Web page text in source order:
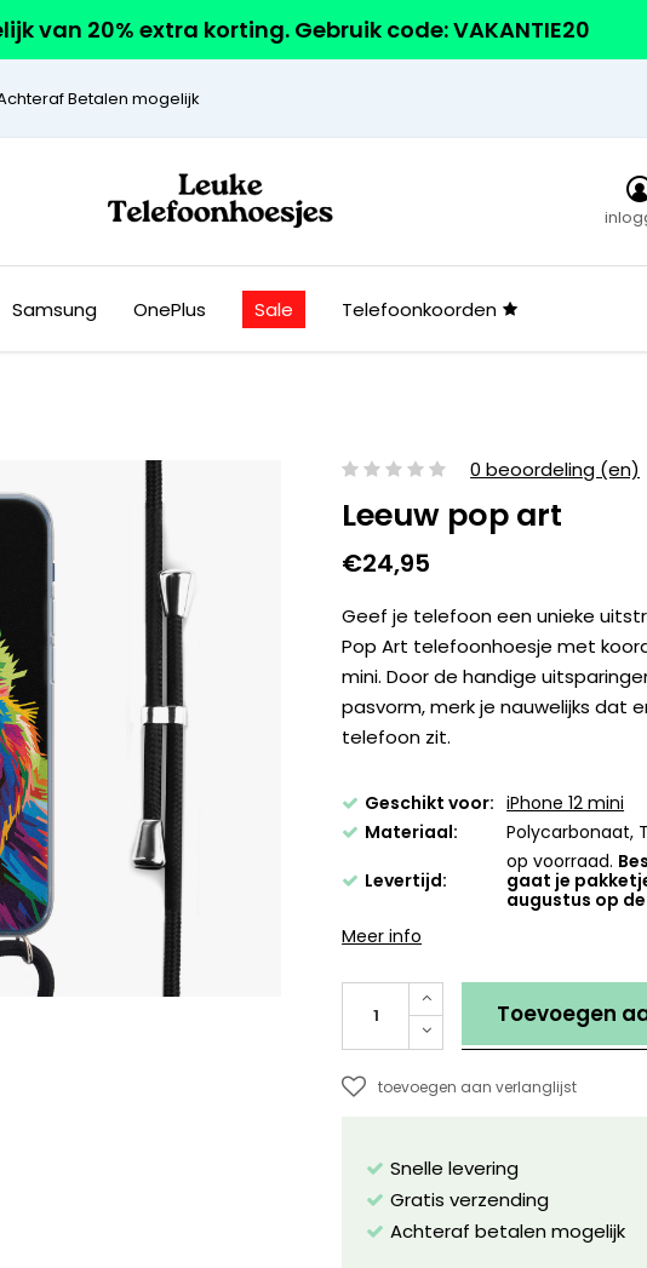
van 20% extra korting. Gebruik code: VAKANTIE20
Betalen mogelijk
Samsung OnePlus Sale Telefoonkoorden
0 beoordeling (en)
Leeuw pop art
€24,95
Geef je telefoon een unieke
Pop Art telefoonhoesje met
mini. Door de handige
pasvorm, merk je nauwelijks dat
telefoon zit.
Geschikt voor: iPhone 12 mini
Materiaal:
Polycarbonaat,
Levertijd:
op voorraad.
gaat je
augustus op
Meer info
Toevoegen
toevoegen aan verlanglijst
Snelle levering
Gratis verzending
Achteraf betalen mogelijk